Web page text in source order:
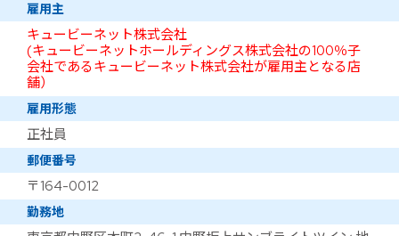
雇用主
キュービーネット株式会社
(キュービーネットホールディングス株式会社の100％子
会社であるキュービーネット株式会社が雇用主となる店
舗）
雇用形態
正社員
郵便番号
〒164-0012
勤務地